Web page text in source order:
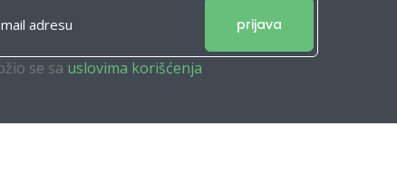
prijava
se sa uslovima korišćenja